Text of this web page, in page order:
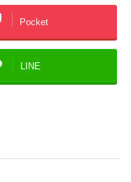
Pocket
LINE